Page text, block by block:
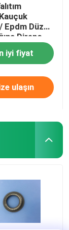
Epdm Düz
Direnç
iyi fiyat
ulaşın